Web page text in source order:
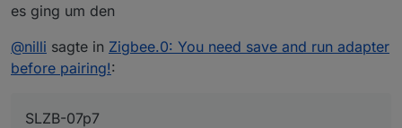
es ging um den
@nilli sagte in Zigbee.0: You need save and run adapter
before pairing!:
SLZB-07p7